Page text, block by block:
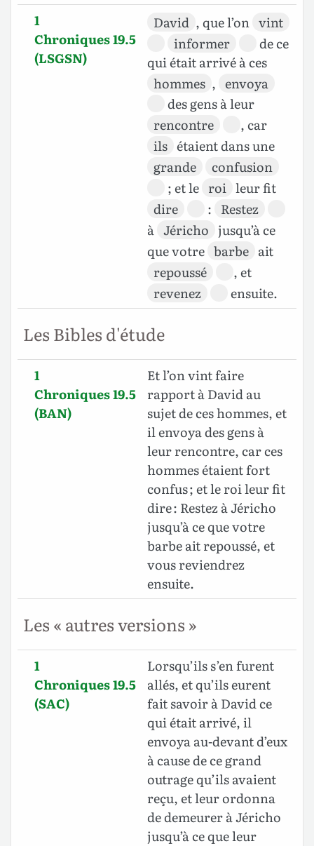
1
Chroniques 19.5
(LSGSN)
David , que l’on vint
informer
de ce
qui était arrivé à ces
hommes , envoya
des gens à leur
rencontre
, car
ils étaient dans une
grande
confusion
; et le roi leur fit
dire
: Restez
à Jéricho jusqu’à ce
que votre barbe ait
repoussé
, et
revenez
ensuite.
Les Bibles d'étude
1
Chroniques 19.5
(BAN)
Et l’on vint faire
rapport à David au
sujet de ces hommes, et
il envoya des gens à
leur rencontre, car ces
hommes étaient fort
confus ; et le roi leur fit
dire : Restez à Jéricho
jusqu’à ce que votre
barbe ait repoussé, et
vous reviendrez
ensuite.
Les « autres versions »
1
Chroniques 19.5
(SAC)
Lorsqu’ils s’en furent
allés, et qu’ils eurent
fait savoir à David ce
qui était arrivé, il
envoya au-devant d’eux
à cause de ce grand
outrage qu’ils avaient
reçu, et leur ordonna
de demeurer à Jéricho
jusqu’à ce que leur